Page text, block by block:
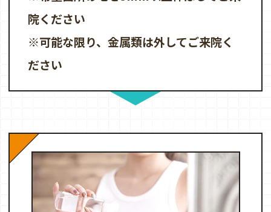
院ください
※可能な限り、金属類は外してご来院く
ださい